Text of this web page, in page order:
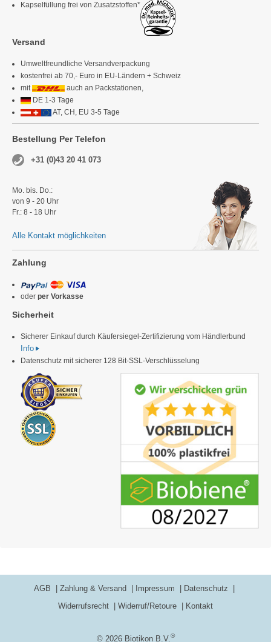
Kapselfüllung frei von Zusatzstoffen*
Versand
Umweltfreundliche Versandverpackung
kostenfrei ab 70,- Euro in EU-Ländern + Schweiz
mit
auch an Packstationen,
DE 1-3 Tage
AT, CH, EU 3-5 Tage
Bestellung Per Telefon
+31 (0)43 20 41 073
Mo. bis. Do.:
von 9 - 20 Uhr
Fr.: 8 - 18 Uhr
Alle Kontakt möglichkeiten
Zahlung
oder per Vorkasse
Sicherheit
Sicherer Einkauf durch Käufersiegel-Zertifizierung vom Händlerbund
Info
Datenschutz mit sicherer 128 Bit-SSL-Verschlüsselung
© 2026 Biotikon B.V.®
AGB Zahlung & Versand Impressum
Datenschutz
Widerrufsrecht
Widerruf/Retoure Kontakt